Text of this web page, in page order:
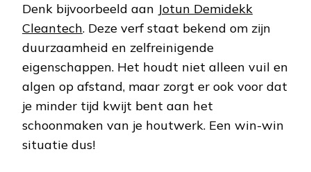
Denk bijvoorbeeld aan Jotun Demidekk
Cleantech. Deze verf staat bekend om zijn
duurzaamheid en zelfreinigende
eigenschappen. Het houdt niet alleen vuil en
algen op afstand, maar zorgt er ook voor dat
je minder tijd kwijt bent aan het
schoonmaken van je houtwerk. Een win-win
situatie dus!